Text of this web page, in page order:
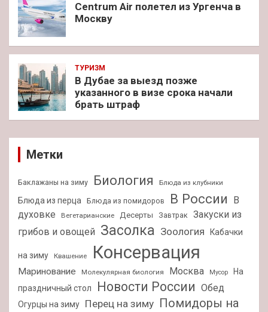
Centrum Air полетел из Ургенча в
Москву
ТУРИЗМ
В Дубае за выезд позже
указанного в визе срока начали
брать штраф
Метки
Баклажаны на зиму Биология Блюда из клубники
Блюда из перца Блюда из помидоров В России
В
духовке
Вегетарианские Десерты Завтрак Закуски из
грибов и овощей Засолка Зоология Кабачки
на зиму Квашение Консервация
Маринование Молекулярная биология Москва Мусор
На
праздничный стол
Новости России Обед
Огурцы на зиму Перец на зиму Помидоры на